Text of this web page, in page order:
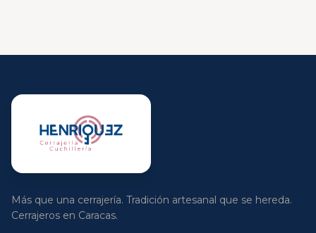
Más que una cerrajería. Tradición artesanal que se hereda.
Cerrajeros en Caracas.